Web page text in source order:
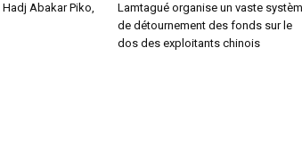
Abakar Piko,
Lamtagué organise un vaste
de détournement des fonds sur le
dos des exploitants chinois